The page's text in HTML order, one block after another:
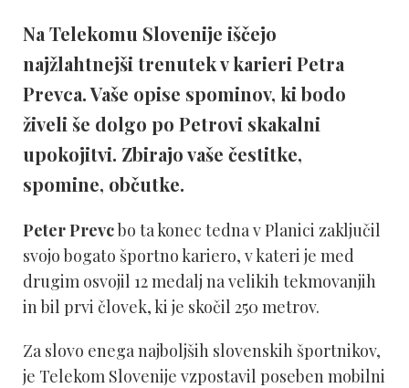
Na Telekomu Slovenije iščejo
najžlahtnejši trenutek v karieri Petra
Prevca. Vaše opise spominov, ki bodo
živeli še dolgo po Petrovi skakalni
upokojitvi. Zbirajo vaše čestitke,
spomine, občutke.
Peter Prevcbo ta konec tedna v Planici zaključil
svojo bogato športno kariero, v kateri je med
drugim osvojil 12 medalj na velikih tekmovanjih
in bil prvi človek, ki je skočil 250 metrov.
Za slovo enega najboljših slovenskih športnikov,
je Telekom Slovenije vzpostavil poseben mobilni